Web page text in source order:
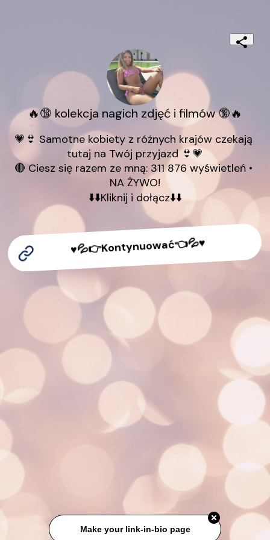
🔥🔞 kolekcja nagich zdjęć i filmów 🔞🔥
💗👙 Samotne kobiety z różnych krajów czekają
tutaj na Twój przyjazd 👙💗
🔴 Ciesz się razem ze mną: 311 876 wyświetleń •
NA ŻYWO!
⬇️⬇️Kliknij i dołącz⬇️⬇️
♥️💦👉Kontynuować👈💦♥️
Make your link-in-bio page